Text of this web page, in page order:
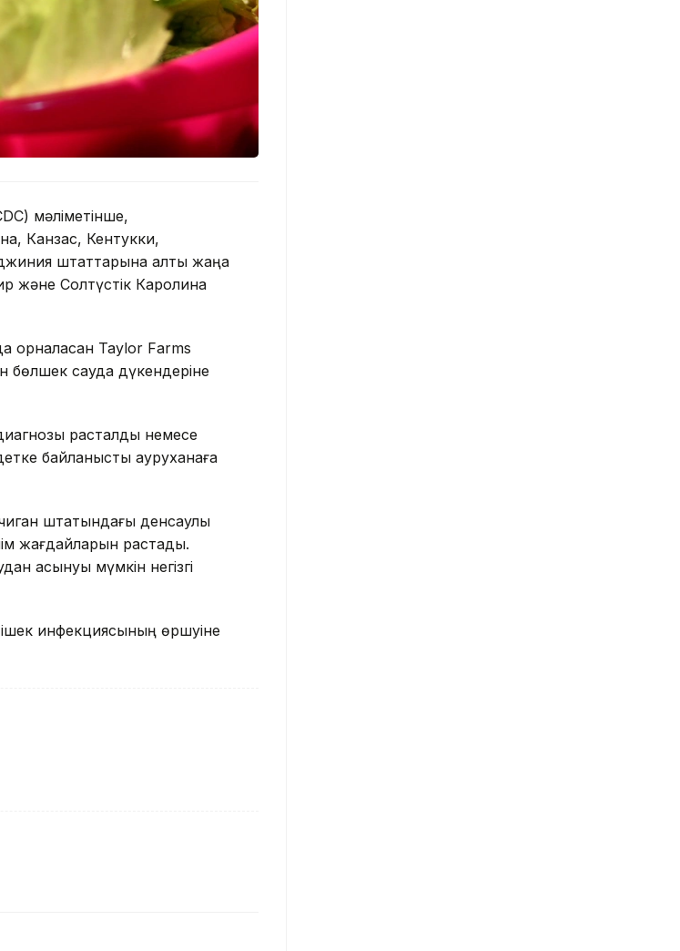
мәліметінше,
Канзас, Кентукки,
штаттарына алты жаңа
Солтүстік Каролина
орналасқан Taylor Farms
сауда дүкендеріне
расталды немесе
байланысты ауруханаға
штатындағы денсаулық
жағдайларын растады.
асқынуы мүмкін негізгі
инфекциясының өршуіне